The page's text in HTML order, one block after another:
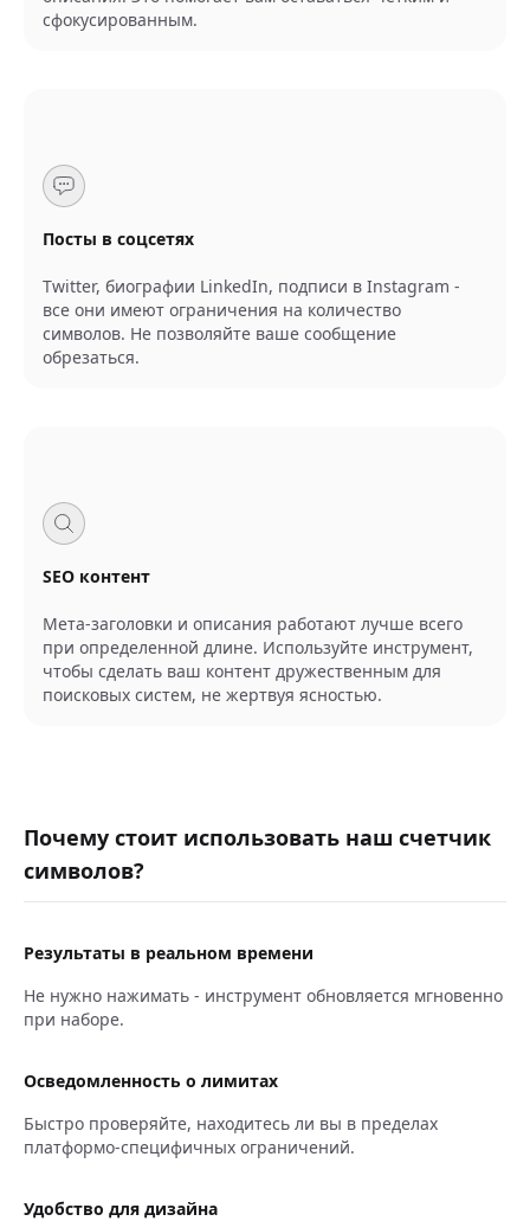
сфокусированным.
Посты в соцсетях
Twitter, биографии LinkedIn, подписи в Instagram -
все они имеют ограничения на количество
символов. Не позволяйте ваше сообщение
обрезаться.
SEO контент
Мета-заголовки и описания работают лучше всего
при определенной длине. Используйте инструмент,
чтобы сделать ваш контент дружественным для
поисковых систем, не жертвуя ясностью.
Почему стоит использовать наш счетчик
символов?
Результаты в реальном времени
Не нужно нажимать - инструмент обновляется мгновенно
при наборе.
Осведомленность о лимитах
Быстро проверяйте, находитесь ли вы в пределах
платформо-специфичных ограничений.
Удобство для дизайна